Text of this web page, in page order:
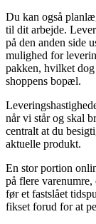
Du kan også
til dit arbejde.
på den anden side
mulighed for
pakken, hvilket
shoppens bopæl.
når vi står og skal
centralt at du
aktuelle produkt.
En stor portion
på flere varenumre,
før et fastslået
fikset forud for at